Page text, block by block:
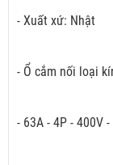
- Xuất xứ: Nhật
- Ổ cắm nối loại
- 63A - 4P - 400V